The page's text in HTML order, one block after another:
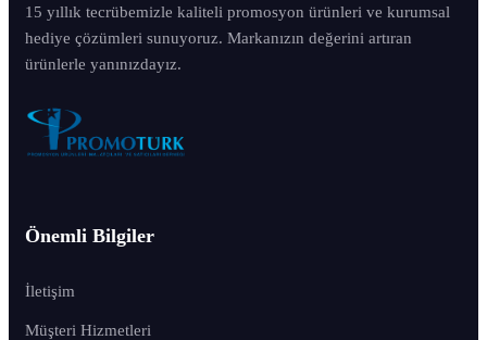
15 yıllık tecrübemizle kaliteli promosyon ürünleri ve kurumsal
hediye çözümleri sunuyoruz. Markanızın değerini artıran
ürünlerle yanınızdayız.
Önemli Bilgiler
İletişim
Müşteri Hizmetleri